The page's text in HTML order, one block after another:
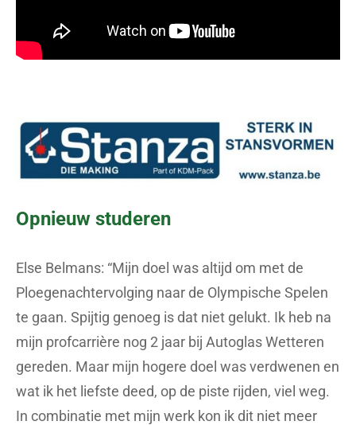
Opnieuw studeren
Else Belmans: “Mijn doel was altijd om met de
Ploegenachtervolging naar de Olympische Spelen
te gaan. Spijtig genoeg is dat niet gelukt. Ik heb na
mijn profcarrière nog 2 jaar bij Autoglas Wetteren
gereden. Maar mijn hogere doel was verdwenen en
wat ik het liefste deed, op de piste rijden, viel weg.
In combinatie met mijn werk kon ik dit niet meer